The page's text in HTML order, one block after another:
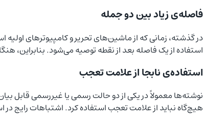
فاصله‌ی زیاد بین دو جمله
در گذشته، زمانی که از ماشین‌های تحریر و کامپیوترهای
استفاده از یک فاصله بعد از نقطه توصیه می‌شود. بنابراین،
استفاده‌ی نابجا از علامت تعجب
نوشته‌ها معمولاً در یکی از دو حالت رسمی یا غیررسمی قابل
هیچ‌گاه نباید از علامت تعجب استفاده کرد.اشتباهات رایج در